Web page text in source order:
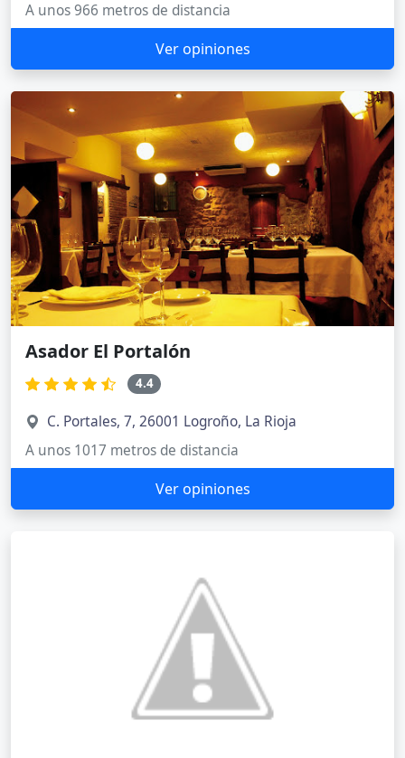
A unos 966 metros de distancia
Ver opiniones
Asador El Portalón
4.4
C. Portales, 7, 26001 Logroño, La Rioja
A unos 1017 metros de distancia
Ver opiniones